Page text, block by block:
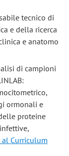
tecnico di
e della ricerca
e anatomo
di campioni
ormonali e
proteine
al Curriculum